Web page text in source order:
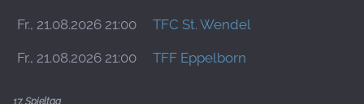
Fr., 21.08.2026 21:00 TFC St. Wendel
Fr., 21.08.2026 21:00 TFF Eppelborn
17. Spieltag